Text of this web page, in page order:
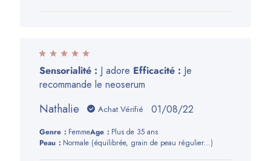
Sensorialité : J adore Efficacité : Je
recommande le neoserum
Nathalie Achat Vérifié
Date
publication
01/08/22
Genre: FemmeAge:
Plus de 35 ans
Peau:
Normale (équilibrée, grain de peau régulier...)